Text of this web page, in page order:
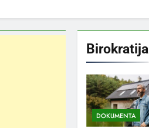
Birokratija
DOKUMENTA